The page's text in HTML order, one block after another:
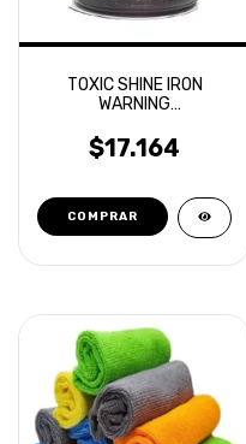
TOXIC SHINE IRON
WARNING
FERRICO 600ML
$17.164